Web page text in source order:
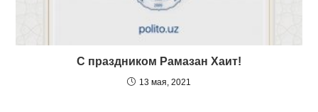
С праздником Рамазан Хаит!
13 мая, 2021